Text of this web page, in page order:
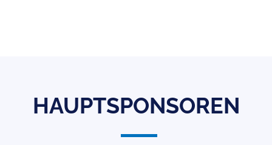
HAUPTSPONSOREN